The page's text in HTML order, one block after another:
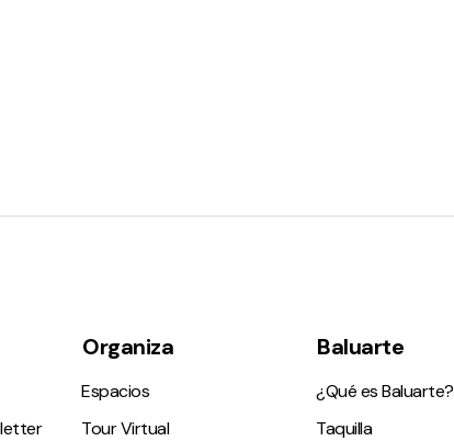
Organiza
Espacios
Tour Virtual
Baluarte
¿Qué es Baluarte?
Taquilla